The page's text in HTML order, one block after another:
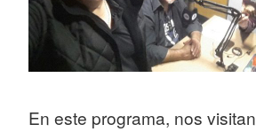
En este programa, nos visitan